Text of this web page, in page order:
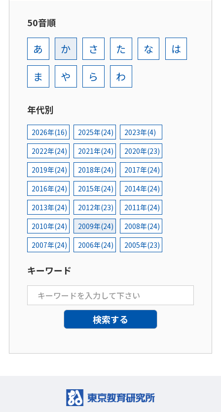
50音順
あ か さ た な
は
ま
や ら わ
年代別
2026年(16) 2025年(24)
2023年(4)
2022年(24)
2021年(24)
2020年(23)
2019年(24)
2018年(24)
2017年(24)
2016年(24)
2015年(24)
2014年(24)
2013年(24)
2012年(23)
2011年(24)
2010年(24)
2009年(24)
2008年(24)
2007年(24)
2006年(24) 2005年(23)
キーワード